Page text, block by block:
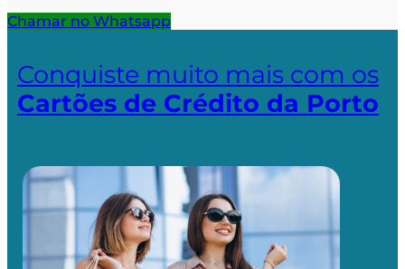
Chamar no Whatsapp
Conquiste muito mais com os
Cartões de Crédito da Porto